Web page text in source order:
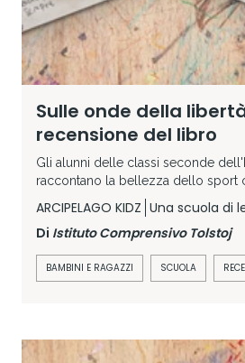
Sulle onde della
recensione del libro
Gli alunni delle classi seconde
raccontano la bellezza dello sport
ARCIPELAGO KIDZ Una scuola di
Di Istituto Comprensivo Tolstoj
BAMBINI E RAGAZZI SCUOLA